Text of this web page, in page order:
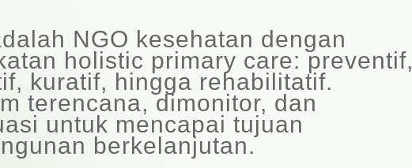
NGO kesehatan dengan
holistic primary care: preventif,
kuratif, hingga rehabilitatif.
terencana, dimonitor, dan
untuk mencapai tujuan
berkelanjutan.